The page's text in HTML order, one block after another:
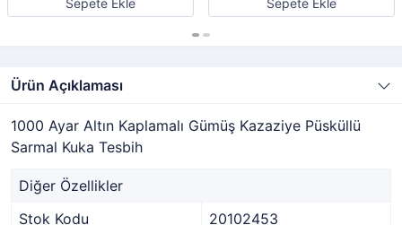
Sepete Ekle Sepete Ekle
Ürün Açıklaması
1000 Ayar Altın Kaplamalı Gümüş Kazaziye Püsküllü
Sarmal Kuka Tesbih
Diğer Özellikler
Stok Kodu
20102453